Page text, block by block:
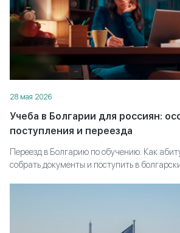
28 мая 2026
Учеба в Болгарии для россиян:
поступления и переезда
Переезд в Болгарию по обучению. Как
собрать документы и поступить в